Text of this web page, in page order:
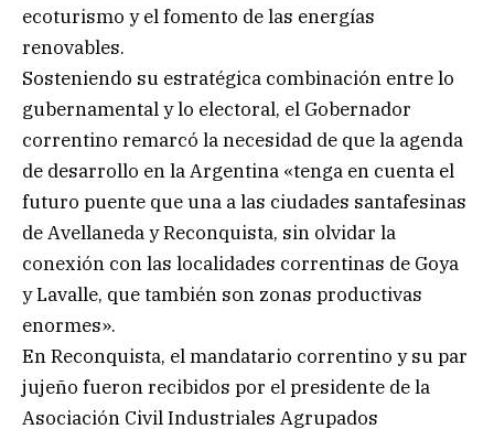
ecoturismo y el fomento de las energías
renovables.
Sosteniendo su estratégica combinación entre lo
gubernamental y lo electoral, el Gobernador
correntino remarcó la necesidad de que la agenda
de desarrollo en la Argentina «tenga en cuenta el
futuro puente que una a las ciudades santafesinas
de Avellaneda y Reconquista, sin olvidar la
conexión con las localidades correntinas de Goya
y Lavalle, que también son zonas productivas
enormes».
En Reconquista, el mandatario correntino y su par
jujeño fueron recibidos por el presidente de la
Asociación Civil Industriales Agrupados